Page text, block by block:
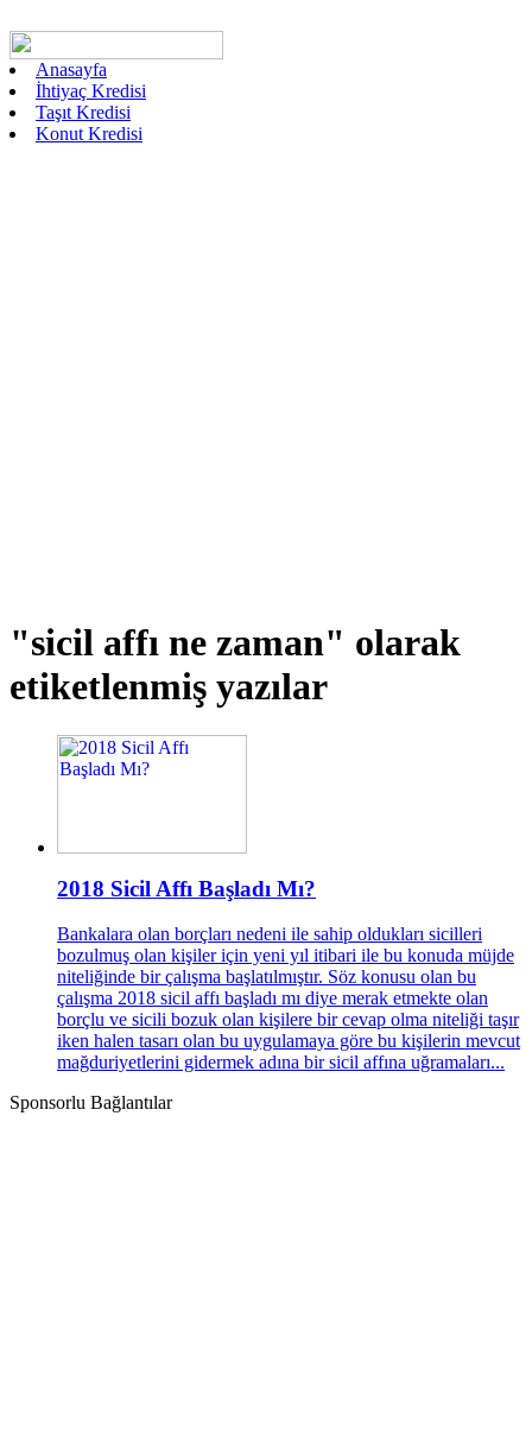
Anasayfa
İhtiyaç Kredisi
Taşıt Kredisi
Konut Kredisi
"sicil affı ne zaman" olarak
etiketlenmiş yazılar
2018 Sicil Affı Başladı Mı?
Bankalara olan borçları nedeni ile sahip oldukları sicilleri
bozulmuş olan kişiler için yeni yıl itibari ile bu konuda müjde
niteliğinde bir çalışma başlatılmıştır. Söz konusu olan bu
çalışma 2018 sicil affı başladı mı diye merak etmekte olan
borçlu ve sicili bozuk olan kişilere bir cevap olma niteliği taşır
iken halen tasarı olan bu uygulamaya göre bu kişilerin mevcut
mağduriyetlerini gidermek adına bir sicil affına uğramaları...
Sponsorlu Bağlantılar